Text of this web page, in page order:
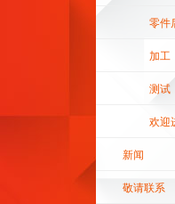
零件
加工
测试
欢迎
新闻
敬请联系